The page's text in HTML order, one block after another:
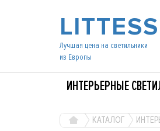
LITTESS
Лучшая цена на светильники
из Европы
ИНТЕРЬЕРНЫЕ
КАТАЛОГ